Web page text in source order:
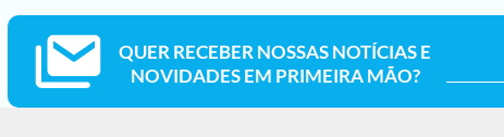
QUER RECEBER NOSSAS NOTÍCIAS E
NOVIDADES EM PRIMEIRA MÃO?